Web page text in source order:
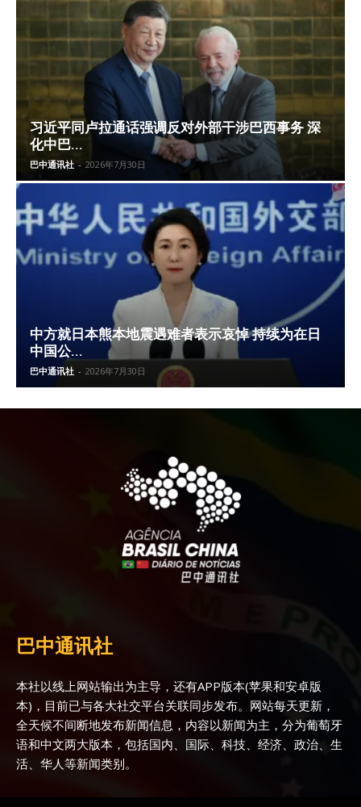
习近平同卢拉通话强调反对外部干涉巴西事务 深
化中巴...
巴中通讯社 - 2026年7月30日
中方就日本熊本地震遇难者表示哀悼 持续为在日
中国公...
巴中通讯社 - 2026年7月30日
巴中通讯社
本社以线上网站输出为主导，还有APP版本(苹果和安卓版
本)，目前已与各大社交平台关联同步发布。网站每天更新，
全天候不间断地发布新闻信息，内容以新闻为主，分为葡萄牙
语和中文两大版本，包括国内、国际、科技、经济、政治、生
活、华人等新闻类别。